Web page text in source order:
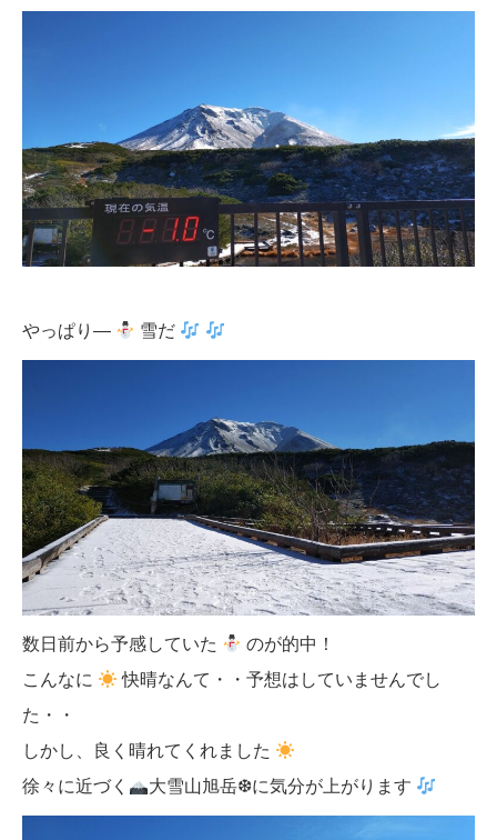
やっぱり― 雪だ
数日前から予感していた
のが的中！
こんなに
快晴なんて・・予想はしていませんでし
た・・
しかし、良く晴れてくれました
徐々に近づく
大雪山旭岳❆に気分が上がります